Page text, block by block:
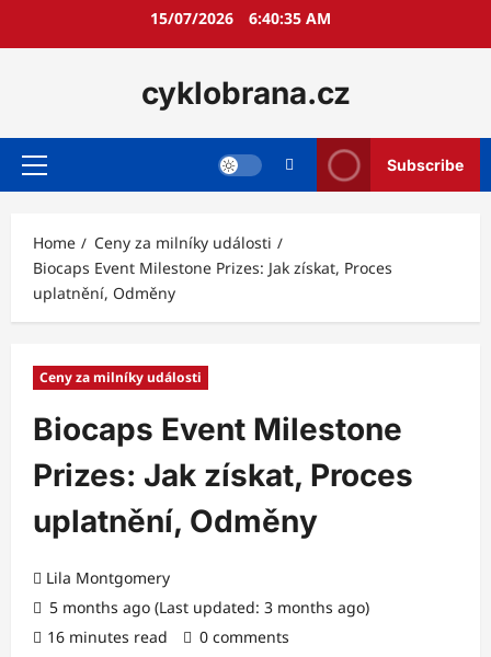
15/07/2026 6:40:37 AM
cyklobrana.cz
Primary
Subscribe
Home
Ceny za milníky události
Biocaps Event Milestone Prizes: Jak získat, Proces
uplatnění, Odměny
Ceny za milníky události
Biocaps Event Milestone
Prizes: Jak získat, Proces
uplatnění, Odměny
Lila Montgomery
5 months ago (Last updated: 3 months ago)
16 minutes read
0 comments